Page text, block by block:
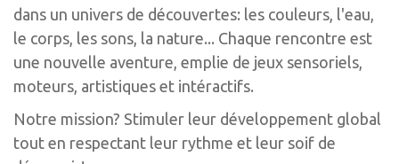
dans un univers de découvertes: les couleurs, l'eau,
le corps, les sons, la nature... Chaque rencontre est
une nouvelle aventure, emplie de jeux sensoriels,
moteurs, artistiques et intéractifs.
Notre mission? Stimuler leur développement global
tout en respectant leur rythme et leur soif de